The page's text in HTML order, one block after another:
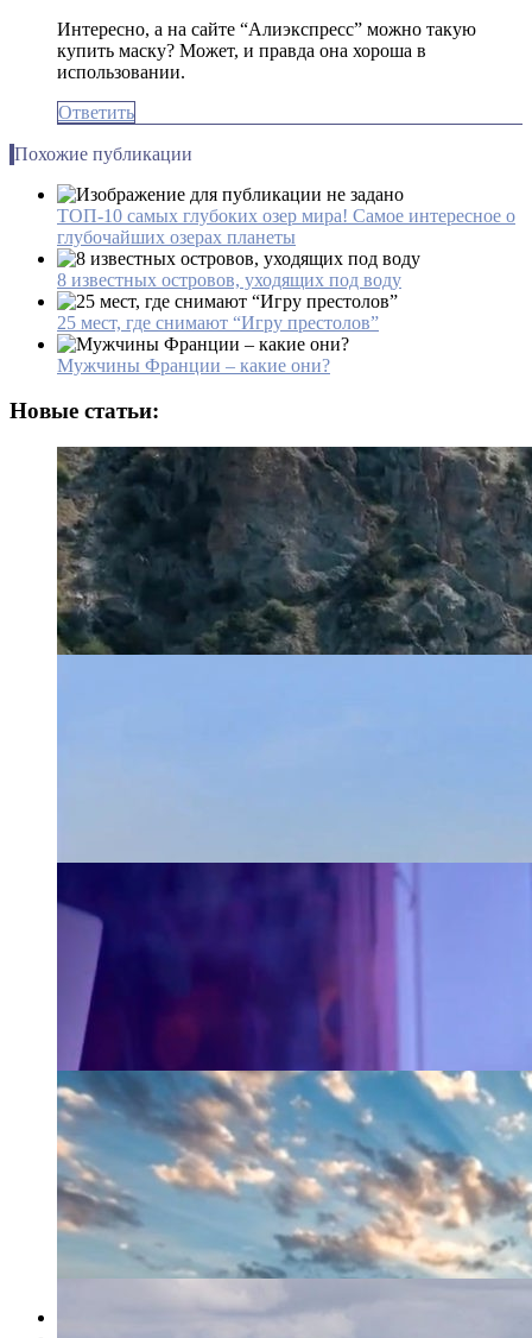
Интересно, а на сайте “Алиэкспресс” можно такую
купить маску? Может, и правда она хороша в
использовании.
Ответить
Похожие публикации
ТОП-10 самых глубоких озер мира! Самое интересное о
глубочайших озерах планеты
8 известных островов, уходящих под воду
25 мест, где снимают “Игру престолов”
Мужчины Франции – какие они?
Новые статьи: